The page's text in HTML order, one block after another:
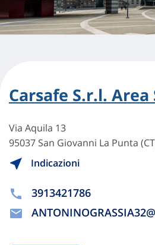
Carsafe S.r.l. Area
Via Aquila 13
95037 San Giovanni La Punta
Indicazioni
3913421786